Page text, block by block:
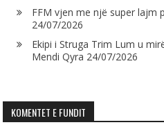
FFM vjen me një super lajm
24/07/2026
Ekipi i Struga Trim Lum u
Mendi Qyra 24/07/2026
KOMENTET E FUNDIT